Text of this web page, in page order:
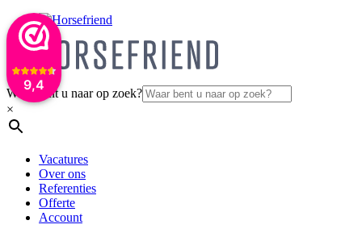
9,4
Waar bent u naar op zoek?
×
Vacatures
Over ons
Referenties
Offerte
Account